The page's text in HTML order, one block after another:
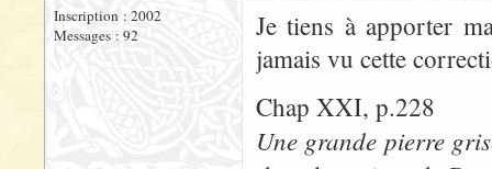
Inscription : 2002
Messages : 92
Je tiens à apporter
jamais vu cette
Chap XXI, p.228
Une grande pierre